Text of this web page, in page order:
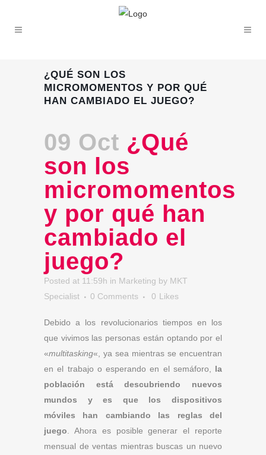
¿QUÉ SON LOS
MICROMOMENTOS Y POR QUÉ
HAN CAMBIADO EL JUEGO?
09 Oct ¿Qué
son los
micromomentos
y por qué han
cambiado el
juego?
Posted at 11:59h in Marketing by MKT
Specialist
0 Comments 0 Likes
Debido a los revolucionarios tiempos en los
que vivimos las personas están optando por el
«multitasking«, ya sea mientras se encuentran
en el trabajo o esperando en el semáforo, la
población está descubriendo nuevos
mundos y es que los dispositivos
móviles han cambiando las reglas del
juego . Ahora es posible generar el reporte
mensual de ventas mientras buscas un nuevo